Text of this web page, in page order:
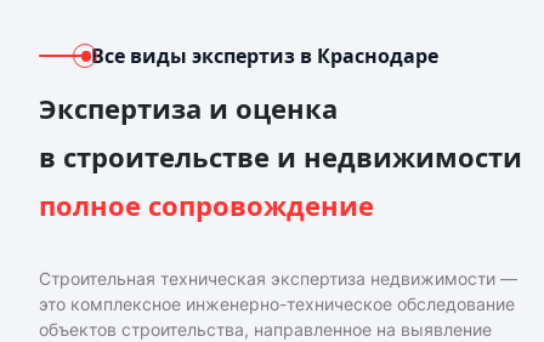
Все виды экспертиз в Краснодаре
Экспертиза и оценка
в строительстве и недвижимости
полное сопровождение
Строительная техническая экспертиза недвижимости —
это комплексное инженерно-техническое обследование
объектов строительства, направленное на выявление